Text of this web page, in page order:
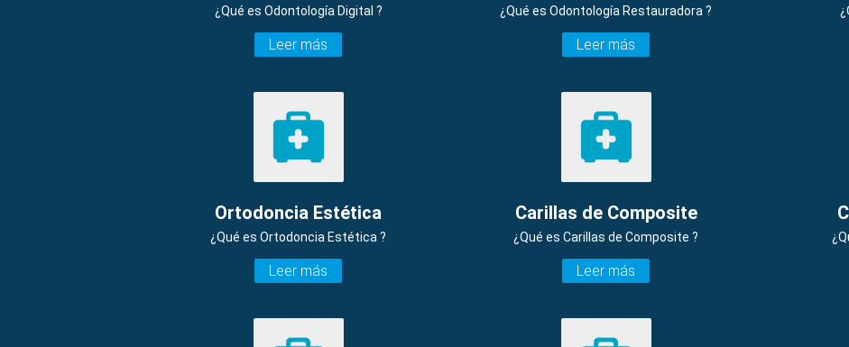
¿Qué es Odontología Digital ?
Leer más
¿Qué es Odontología Restauradora ?
Leer más
Ortodoncia Estética
¿Qué es Ortodoncia Estética ?
Leer más
Carillas de Composite
¿Qué es Carillas de Composite ?
Leer más